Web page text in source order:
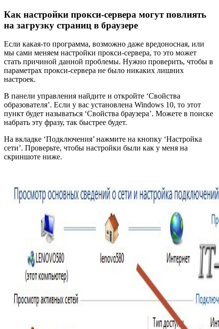
Как настройки прокси-сервера могут повлиять
на загрузку страниц в браузере
Если какая-то программа, возможно даже вредоносная, или
мы сами меняем настройки прокси-сервера, то это может
стать причиной данной проблемы. Нужно проверить, чтобы в
параметрах прокси-сервера не было никаких лишних
настроек.
В панели управления найдите и откройте ‘Свойства
образователя’. Если у вас установлена Windows 10, то этот
пункт будет называться ‘Свойства браузера’. Можете в поиске
набрать эту фразу, так быстрее будет.
На вкладке ‘Подключения’ нажмите на кнопку ‘Настройка
сети’. Проверьте, чтобы настройки были как у меня на
скриншоте ниже.